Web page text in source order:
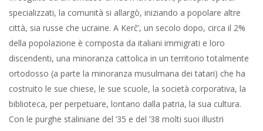
specializzati, la comunità si allargò, iniziando a popolare altre
città, sia russe che ucraine. A Kerč’, un secolo dopo, circa il 2%
della popolazione è composta da italiani immigrati e loro
discendenti, una minoranza cattolica in un territorio totalmente
ortodosso (a parte la minoranza musulmana dei tatari) che ha
costruito le sue chiese, le sue scuole, la società corporativa, la
biblioteca, per perpetuare, lontano dalla patria, la sua cultura.
Con le purghe staliniane del ’35 e del ’38 molti suoi illustri